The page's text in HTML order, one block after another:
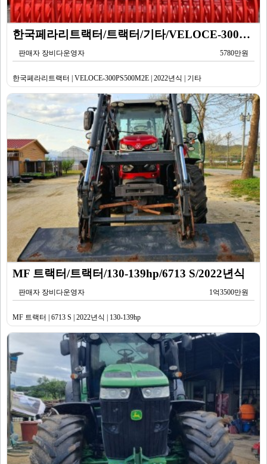
한국페라리트랙터/트랙터/기타/VELOCE-300PS500M2E/2022년식
판매자 장비다운영자 5780만원
한국페라리트랙터 | VELOCE-300PS500M2E | 2022년식 | 기타
MF 트랙터/트랙터/130-139hp/6713 S/2022년식
판매자 장비다운영자 1억3500만원
MF 트랙터 | 6713 S | 2022년식 | 130-139hp